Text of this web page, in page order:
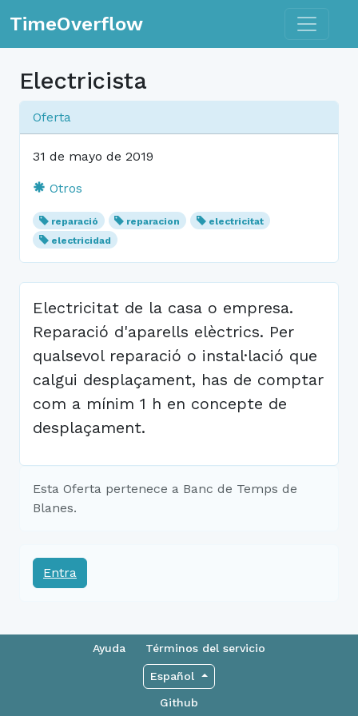
TimeOverflow Toggle
Electricista
Oferta
31 de mayo de 2019
Otros
reparació reparacion
electricitat
electricidad
Electricitat de la casa o empresa.
Reparació d'aparells elèctrics. Per
qualsevol reparació o instal·lació que
calgui desplaçament, has de comptar
com a mínim 1 h en concepte de
desplaçament.
Esta Oferta pertenece a Banc de Temps de
Blanes.
Entra
Ayuda Términos del servicio
Español
Github